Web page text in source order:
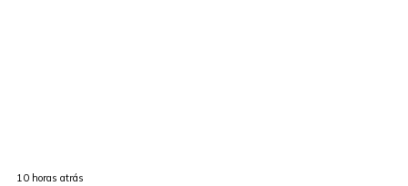
10 horas atrás